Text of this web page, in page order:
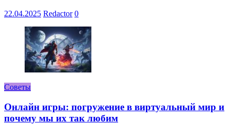
22.04.2025 Redactor 0
Советы
Онлайн игры: погружение в виртуальный мир и
почему мы их так любим